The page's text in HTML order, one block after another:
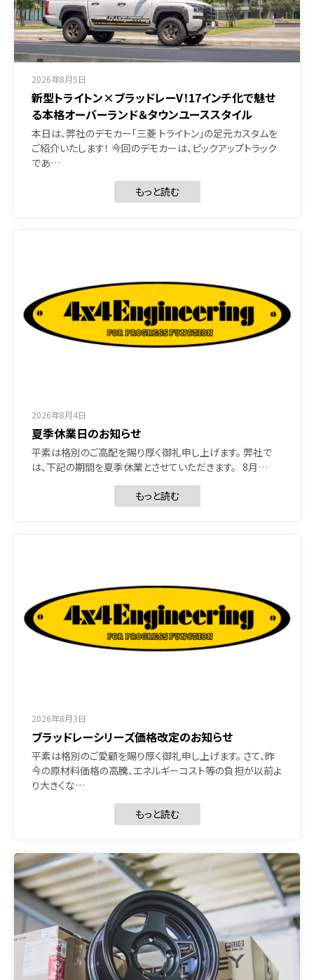
2026年8月5日
新型トライトン×ブラッドレーV！17インチ化で魅せ
る本格オーバーランド＆タウンユーススタイル
本日は、弊社のデモカー「三菱 トライトン」の足元カスタムを
ご紹介いたします！ 今回のデモカーは、ピックアップトラック
であ…
もっと読む
2026年8月4日
夏季休業日のお知らせ
平素は格別のご高配を賜り厚く御礼申し上げます。 弊社で
は、下記の期間を夏季休業とさせていただきます。 8月…
もっと読む
2026年8月3日
ブラッドレーシリーズ価格改定のお知らせ
平素は格別のご愛顧を賜り厚く御礼申し上げます。 さて、昨
今の原材料価格の高騰、エネルギーコスト等の負担が以前よ
り大きくな…
もっと読む